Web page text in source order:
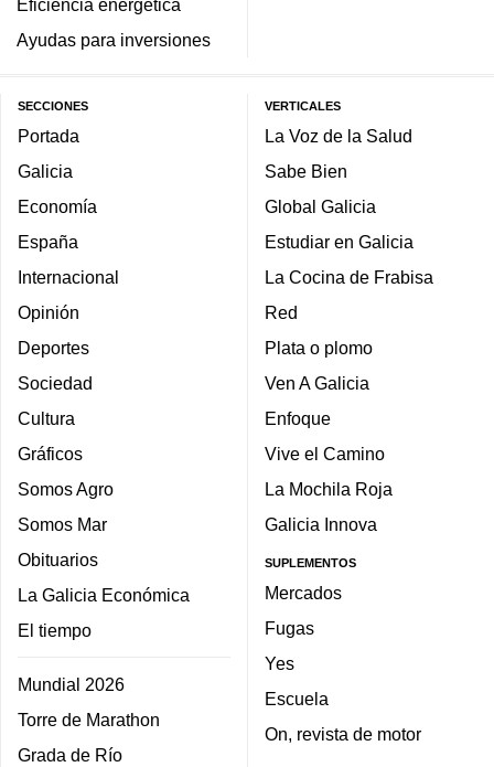
Eficiencia energética
Ayudas para inversiones
SECCIONES
Portada
Galicia
Economía
España
Internacional
Opinión
Deportes
Sociedad
Cultura
Gráficos
Somos Agro
Somos Mar
Obituarios
La Galicia Económica
El tiempo
Mundial 2026
Torre de Marathon
Grada de Río
VERTICALES
La Voz de la Salud
Sabe Bien
Global Galicia
Estudiar en Galicia
La Cocina de Frabisa
Red
Plata o plomo
Ven A Galicia
Enfoque
Vive el Camino
La Mochila Roja
Galicia Innova
SUPLEMENTOS
Mercados
Fugas
Yes
Escuela
On, revista de motor